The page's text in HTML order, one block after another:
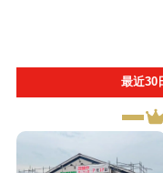
最近30